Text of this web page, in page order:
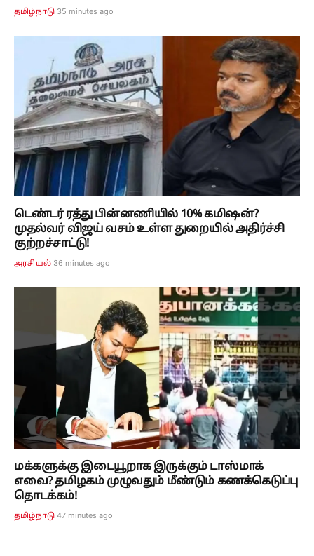
தமிழ்நாடு 35 minutes ago
டெண்டர் ரத்து பின்னணியில் 10% கமிஷன்?
முதல்வர் விஜய் வசம் உள்ள துறையில் அதிர்ச்சி
குற்றச்சாட்டு!
அரசியல் 36 minutes ago
மக்களுக்கு இடையூறாக இருக்கும் டாஸ்மாக்
எவை? தமிழகம் முழுவதும் மீண்டும் கணக்கெடுப்பு
தொடக்கம்!
தமிழ்நாடு 47 minutes ago